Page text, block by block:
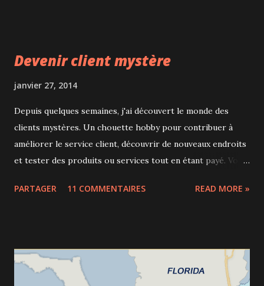
quartier malgré le froid.
Devenir client mystère
janvier 27, 2014
Depuis quelques semaines, j'ai découvert le monde des
clients mystères. Un chouette hobby pour contribuer à
améliorer le service client, découvrir de nouveaux endroits
et tester des produits ou services tout en étant payé. Voici
Lanla - Bestmark - Statopex - Visionclient Une fois notre
100$ par mission. Lorsqu'il faut acheter un produit ou
tester un restaurant, un montant maximum est alloué et on
PARTAGER 11 COMMENTAIRES READ MORE »